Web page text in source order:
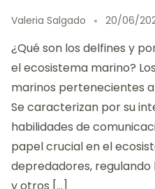
Valeria Salgado 20/06/
¿Qué son los delfines y
el ecosistema marino?
marinos pertenecientes
Se caracterizan por su
habilidades de
papel crucial en el
depredadores,